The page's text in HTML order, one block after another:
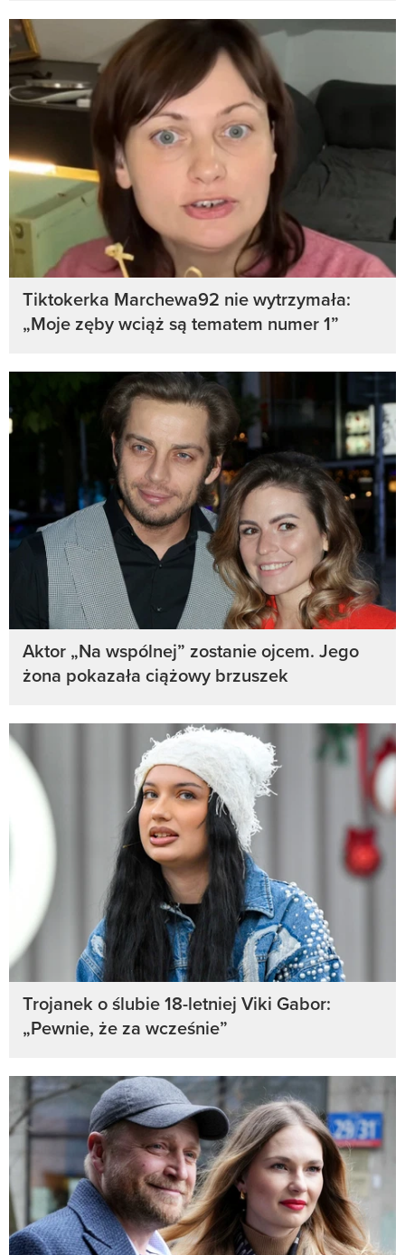
Tiktokerka Marchewa92 nie wytrzymała:
„Moje zęby wciąż są tematem numer 1”
Aktor „Na wspólnej” zostanie ojcem. Jego
żona pokazała ciążowy brzuszek
Trojanek o ślubie 18-letniej Viki Gabor:
„Pewnie, że za wcześnie”